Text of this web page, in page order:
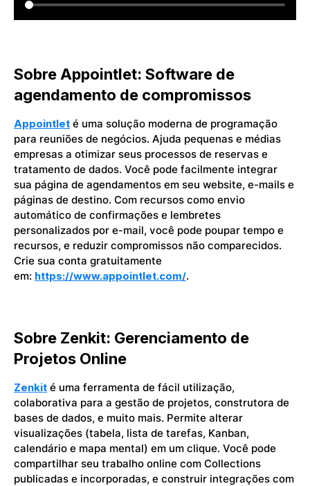
Sobre Appointlet: Software de
agendamento de compromissos
Appointlet é uma solução moderna de programação
para reuniões de negócios. Ajuda pequenas e médias
empresas a otimizar seus processos de reservas e
tratamento de dados. Você pode facilmente integrar
sua página de agendamentos em seu website, e-mails e
páginas de destino. Com recursos como envio
automático de confirmações e lembretes
personalizados por e-mail, você pode poupar tempo e
recursos, e reduzir compromissos não comparecidos.
Crie sua conta gratuitamente
em: https://www.appointlet.com/.
Sobre Zenkit: Gerenciamento de
Projetos Online
Zenkit é uma ferramenta de fácil utilização,
colaborativa para a gestão de projetos, construtora de
bases de dados, e muito mais. Permite alterar
visualizações (tabela, lista de tarefas, Kanban,
calendário e mapa mental) em um clique. Você pode
compartilhar seu trabalho online com Collections
publicadas e incorporadas, e construir integrações com